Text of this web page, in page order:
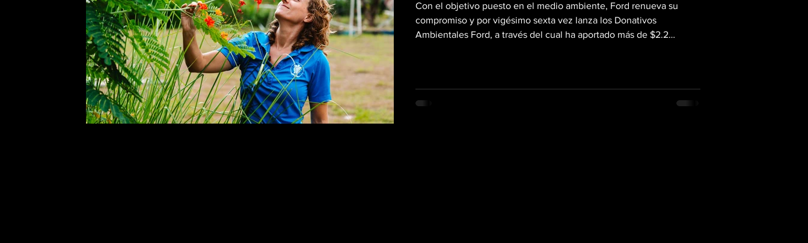
Con el objetivo puesto en el medio ambiente, Ford renueva su
compromiso y por vigésimo sexta vez lanza los Donativos
Ambientales Ford, a través del cual ha aportado más de $2.2
Día Internacional de la Madre Tierra, hasta el 29 de mayo de 2026.
Donativos Ambientales Ford 2026 distribuirá $85 mil